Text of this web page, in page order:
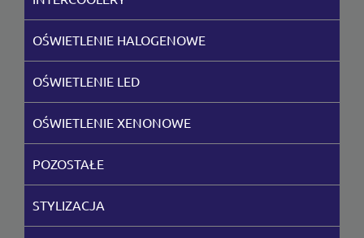
OŚWIETLENIE HALOGENOWE
OŚWIETLENIE LED
OŚWIETLENIE XENONOWE
POZOSTAŁE
STYLIZACJA